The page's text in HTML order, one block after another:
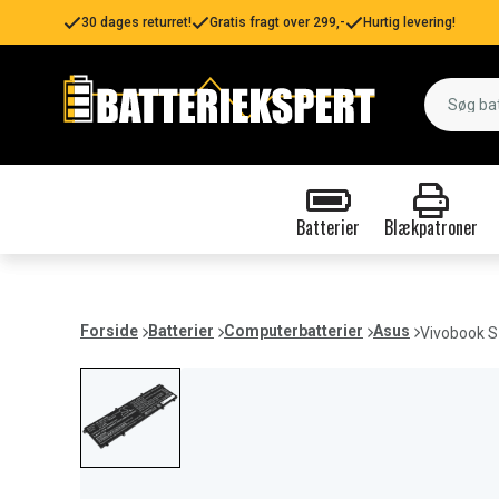
30 dages returret! Gratis fragt over 299,- Hurtig levering!
Batterier Blækpatroner
Forside Batterier Computerbatterier Asus Vivobook